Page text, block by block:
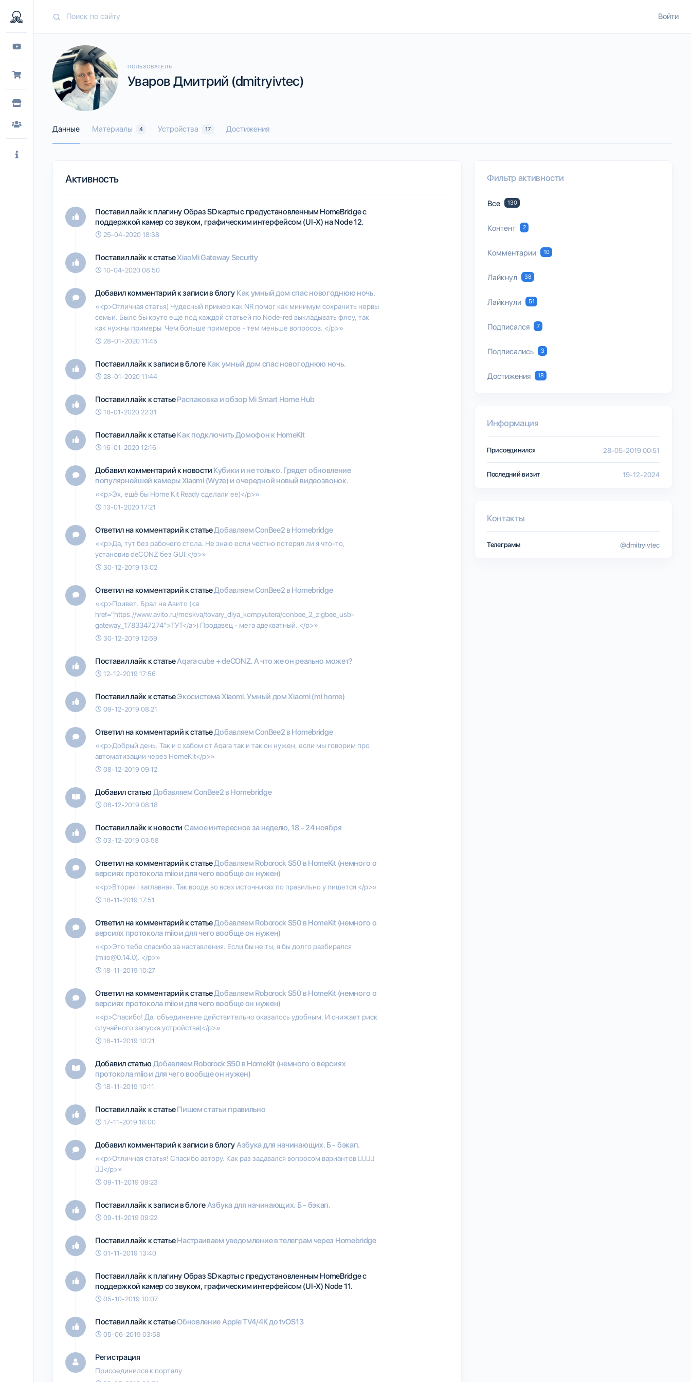
Войти
ПОЛЬЗОВАТЕЛЬ
Уваров Дмитрий (dmitryivtec)
Данные Материалы 4 Устройства 17 Достижения
Активность
Поставил лайк к плагинуОбраз SD карты с предустановленным HomeBridge с
поддержкой камер со звуком, графическим интерфейсом (UI-X) на Node 12.
25-04-2020 18:38
Поставил лайк к статьеXiaoMi Gateway Security
10-04-2020 08:50
Добавил комментарий к записи в блогу Как умный дом спас новогоднюю ночь.
«<p>Отличная статья) Чудесный пример как NR помог как минимум сохранить нервы
семьи. Было бы круто еще под каждой статьей по Node-red выкладывать флоу, так
как нужны примеры Чем больше примеров - тем меньше вопросов. </p>»
28-01-2020 11:45
Поставил лайк к записи в блоге Как умный дом спас новогоднюю ночь.
28-01-2020 11:44
Поставил лайк к статьеРаспаковка и обзор Mi Smart Home Hub
18-01-2020 22:31
Поставил лайк к статьеКак подключить Домофон к HomeKit
16-01-2020 12:16
Добавил комментарий к новости Кубики и не только. Грядет обновление
популярнейшей камеры Xiaomi (Wyze) и очередной новый видеозвонок.
«<p>Эх, ещё бы Home Kit Ready сделали ее)</p>»
13-01-2020 17:21
Ответил на комментарий к статьеДобавляем ConBee2 в Homebridge
«<p>Да, тут без рабочего стола. Не знаю если честно потерял ли я что-то,
установив deCONZ без GUI.</p>»
30-12-2019 13:02
Ответил на комментарий к статьеДобавляем ConBee2 в Homebridge
«<p>Привет. Брал на Авито (<a
href="https://www.avito.ru/moskva/tovary_dlya_kompyutera/conbee_2_zigbee_usb-
gateway_1783347274">ТУТ</a>) Продавец - мега адекватный. </p>»
30-12-2019 12:59
Поставил лайк к статьеAqara cube + deCONZ. А что же он реально может?
12-12-2019 17:56
Поставил лайк к статьеЭкосистема Xiaomi. Умный дом Xiaomi (mi home)
09-12-2019 08:21
Ответил на комментарий к статьеДобавляем ConBee2 в Homebridge
«<p>Добрый день. Так и с хабом от Aqara так и так он нужен, если мы говорим про
автоматизации через HomeKit</p>»
08-12-2019 09:12
Добавил статьюДобавляем ConBee2 в Homebridge
08-12-2019 08:18
Поставил лайк к новости Самое интересное за неделю, 18 - 24 ноября
03-12-2019 03:58
Ответил на комментарий к статьеДобавляем Roborock S50 в HomeKit (немного о
версиях протокола miio и для чего вообще он нужен)
«<p>Вторая i заглавная. Так вроде во всех источниках по правильно у пишется </p>»
18-11-2019 17:51
Ответил на комментарий к статьеДобавляем Roborock S50 в HomeKit (немного о
версиях протокола miio и для чего вообще он нужен)
«<p>Это тебе спасибо за наставления. Если бы не ты, я бы долго разбирался
(miio@0.14.0). </p>»
18-11-2019 10:27
Ответил на комментарий к статьеДобавляем Roborock S50 в HomeKit (немного о
версиях протокола miio и для чего вообще он нужен)
«<p>Спасибо! Да, объединение действительно оказалось удобным. И снижает риск
случайного запуска устройства)</p>»
18-11-2019 10:21
Добавил статьюДобавляем Roborock S50 в HomeKit (немного о версиях
протокола miio и для чего вообще он нужен)
18-11-2019 10:11
Поставил лайк к статьеПишем статьи правильно
17-11-2019 18:00
Добавил комментарий к записи в блогу Азбука для начинающих. Б - бэкап.
«<p>Отличная статья! Спасибо автору. Как раз задавался вопросом вариантов 👍🏻👍🏻
👍🏻</p>»
09-11-2019 09:23
Поставил лайк к записи в блоге Азбука для начинающих. Б - бэкап.
09-11-2019 09:22
Поставил лайк к статьеНастраиваем уведомление в телеграм через Homebridge
01-11-2019 13:40
Поставил лайк к плагинуОбраз SD карты с предустановленным HomeBridge с
поддержкой камер со звуком, графическим интерфейсом (UI-X) Node 11.
05-10-2019 10:07
Поставил лайк к статьеОбновление Apple TV4/4K до tvOS13
05-06-2019 03:58
Регистрация
Присоединился к порталу
Фильтр активности
Все 130
Контент 2
Комментарии 10
Лайкнул 38
Лайкнули 51
Подписался 7
Подписались 3
Достижения 18
Информация
Присоединился 28-05-2019 00:51
Последний визит 19-12-2024
Контакты
Телеграмм @dmitryivtec